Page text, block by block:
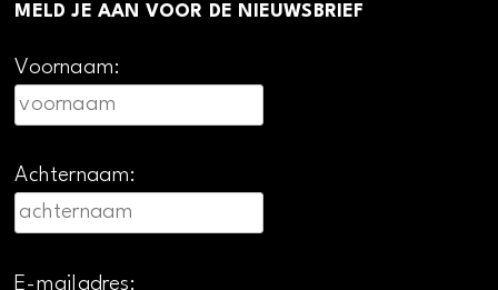
MELD JE AAN VOOR DE NIEUWSBRIEF
Voornaam:
Achternaam:
E-mailadres: